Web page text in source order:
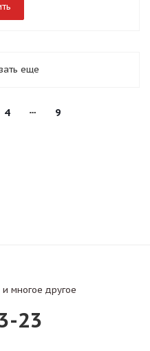
еще
4 9
многое другое
23